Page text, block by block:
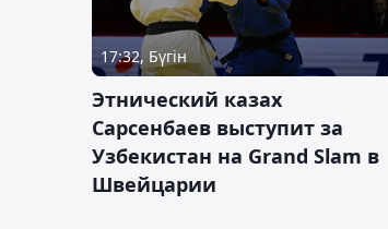
17:32, Бүгін
Этнический казах
Сарсенбаев выступит за
Узбекистан на Grand Slam в
Швейцарии